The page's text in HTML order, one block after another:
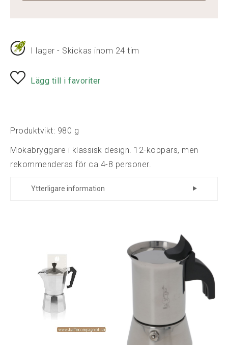
I lager - Skickas inom 24 tim
Lägg till i favoriter
Produktvikt: 980 g
Mokabryggare i klassisk design. 12-koppars, men
rekommenderas för ca 4-8 personer.
Ytterligare information
8008073015275